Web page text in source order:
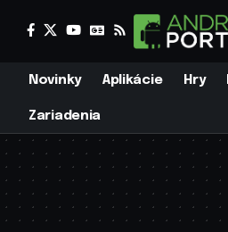
Novinky Aplikácie Hry
Zariadenia